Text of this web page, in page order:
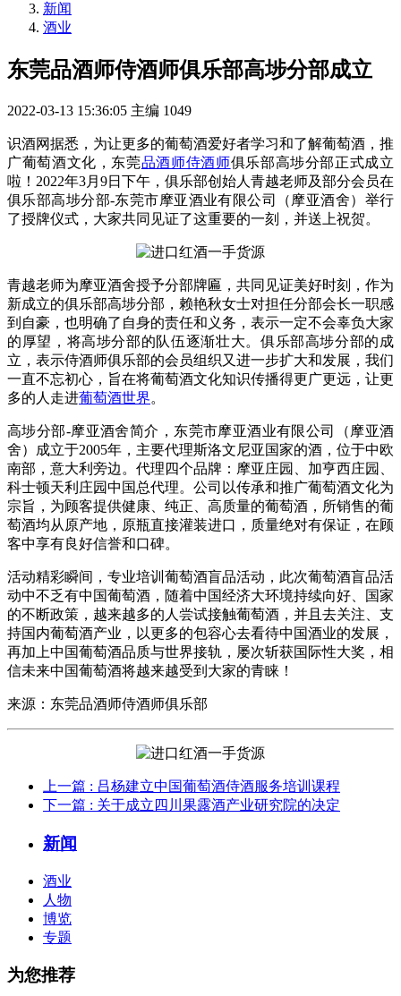
新闻
酒业
东莞品酒师侍酒师俱乐部高埗分部成立
2022-03-13 15:36:05 主编 1049
识酒网据悉，为让更多的葡萄酒爱好者学习和了解葡萄酒，推
广葡萄酒文化，东莞品酒师侍酒师俱乐部高埗分部正式成立
啦！2022年3月9日下午，俱乐部创始人青越老师及部分会员在
俱乐部高埗分部-东莞市摩亚酒业有限公司（摩亚酒舍）举行
了授牌仪式，大家共同见证了这重要的一刻，并送上祝贺。
青越老师为摩亚酒舍授予分部牌匾，共同见证美好时刻，作为
新成立的俱乐部高埗分部，赖艳秋女士对担任分部会长一职感
到自豪，也明确了自身的责任和义务，表示一定不会辜负大家
的厚望，将高埗分部的队伍逐渐壮大。俱乐部高埗分部的成
立，表示侍酒师俱乐部的会员组织又进一步扩大和发展，我们
一直不忘初心，旨在将葡萄酒文化知识传播得更广更远，让更
多的人走进葡萄酒世界。
高埗分部-摩亚酒舍简介，东莞市摩亚酒业有限公司（摩亚酒
舍）成立于2005年，主要代理斯洛文尼亚国家的酒，位于中欧
南部，意大利旁边。代理四个品牌：摩亚庄园、加亨西庄园、
科士顿天利庄园中国总代理。公司以传承和推广葡萄酒文化为
宗旨，为顾客提供健康、纯正、高质量的葡萄酒，所销售的葡
萄酒均从原产地，原瓶直接灌装进口，质量绝对有保证，在顾
客中享有良好信誉和口碑。
活动精彩瞬间，专业培训葡萄酒盲品活动，此次葡萄酒盲品活
动中不乏有中国葡萄酒，随着中国经济大环境持续向好、国家
的不断政策，越来越多的人尝试接触葡萄酒，并且去关注、支
持国内葡萄酒产业，以更多的包容心去看待中国酒业的发展，
再加上中国葡萄酒品质与世界接轨，屡次斩获国际性大奖，相
信未来中国葡萄酒将越来越受到大家的青睐！
来源：东莞品酒师侍酒师俱乐部
上一篇 : 吕杨建立中国葡萄酒侍酒服务培训课程
下一篇 : 关于成立四川果露酒产业研究院的决定
新闻
酒业
人物
博览
专题
为您推荐